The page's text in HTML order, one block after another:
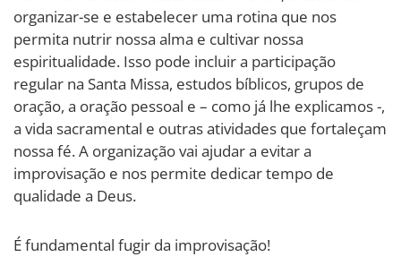
organizar-se e estabelecer uma rotina que nos
permita nutrir nossa alma e cultivar nossa
espiritualidade. Isso pode incluir a participação
regular na Santa Missa, estudos bíblicos, grupos de
oração, a oração pessoal e – como já lhe explicamos -,
a vida sacramental e outras atividades que fortaleçam
nossa fé. A organização vai ajudar a evitar a
improvisação e nos permite dedicar tempo de
qualidade a Deus.
É fundamental fugir da improvisação!